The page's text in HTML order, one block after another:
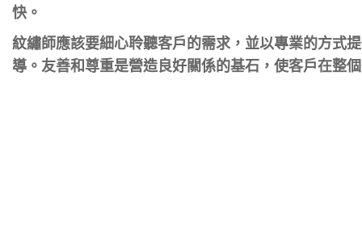
快。
紋繡師應該要細心聆聽客戶的需求，並以專業的方式
導。友善和尊重是營造良好關係的基石，使客戶在整